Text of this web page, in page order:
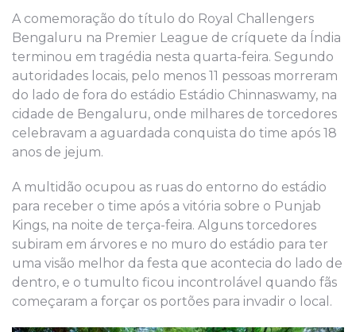
A comemoração do título do Royal Challengers
Bengaluru na Premier League de críquete da Índia
terminou em tragédia nesta quarta-feira. Segundo
autoridades locais, pelo menos 11 pessoas morreram
do lado de fora do estádio Estádio Chinnaswamy, na
cidade de Bengaluru, onde milhares de torcedores
celebravam a aguardada conquista do time após 18
anos de jejum.
A multidão ocupou as ruas do entorno do estádio
para receber o time após a vitória sobre o Punjab
Kings, na noite de terça-feira. Alguns torcedores
subiram em árvores e no muro do estádio para ter
uma visão melhor da festa que acontecia do lado de
dentro, e o tumulto ficou incontrolável quando fãs
começaram a forçar os portões para invadir o local.